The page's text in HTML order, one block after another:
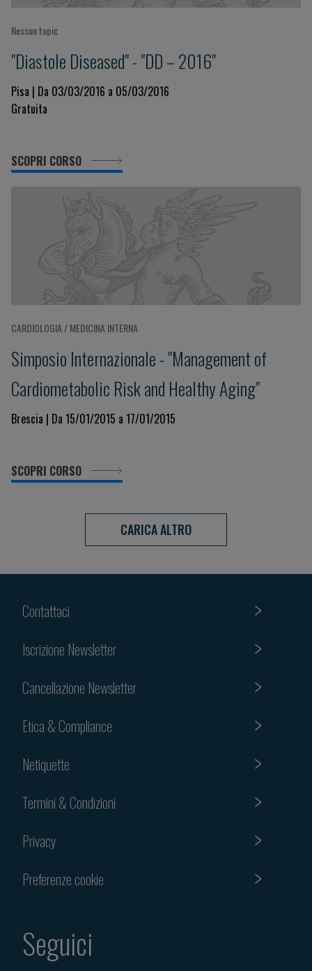
Nessun topic
"Diastole Diseased" - "DD – 2016"
Pisa | Da 03/03/2016 a 05/03/2016
Gratuita
SCOPRI CORSO
CARDIOLOGIA / MEDICINA INTERNA
Simposio Internazionale - "Management of
Cardiometabolic Risk and Healthy Aging"
Brescia | Da 15/01/2015 a 17/01/2015
SCOPRI CORSO
CARICA ALTRO
Contattaci
Iscrizione Newsletter
Cancellazione Newsletter
Etica & Compliance
Netiquette
Termini & Condizioni
Privacy
Preferenze cookie
Seguici